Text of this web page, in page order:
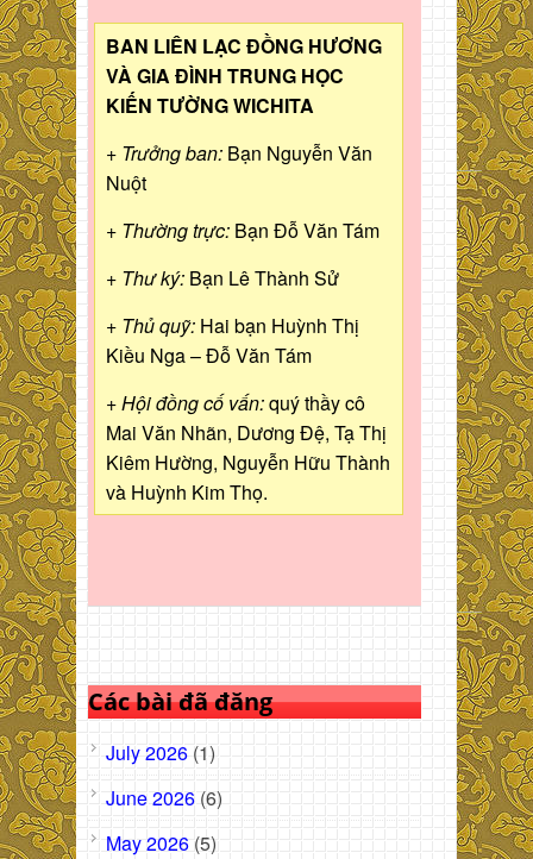
BAN LIÊN LẠC ĐỒNG HƯƠNG
VÀ GIA ĐÌNH TRUNG HỌC
KIẾN TƯỜNG WICHITA
+ Trưởng ban: Bạn Nguyễn Văn
Nuột
+ Thường trực: Bạn Đỗ Văn Tám
+ Thư ký: Bạn Lê Thành Sử
+ Thủ quỹ: Hai bạn Huỳnh Thị
Kiều Nga – Đỗ Văn Tám
+ Hội đồng cố vấn:quý thầy cô
Mai Văn Nhãn, Dương Đệ, Tạ Thị
Kiêm Hường, Nguyễn Hữu Thành
và Huỳnh Kim Thọ.
Các bài đã đăng
July 2026 (1)
June 2026 (6)
May 2026 (5)